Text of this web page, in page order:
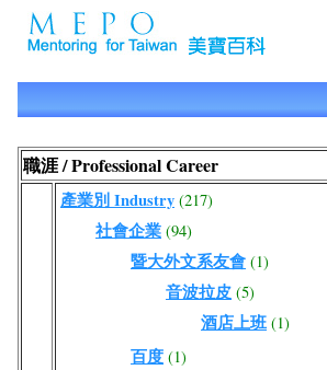
職涯 / Professional Career
產業別 Industry (217)
社會企業 (94)
暨大外文系友會 (1)
音波拉皮 (5)
酒店上班 (1)
百度 (1)